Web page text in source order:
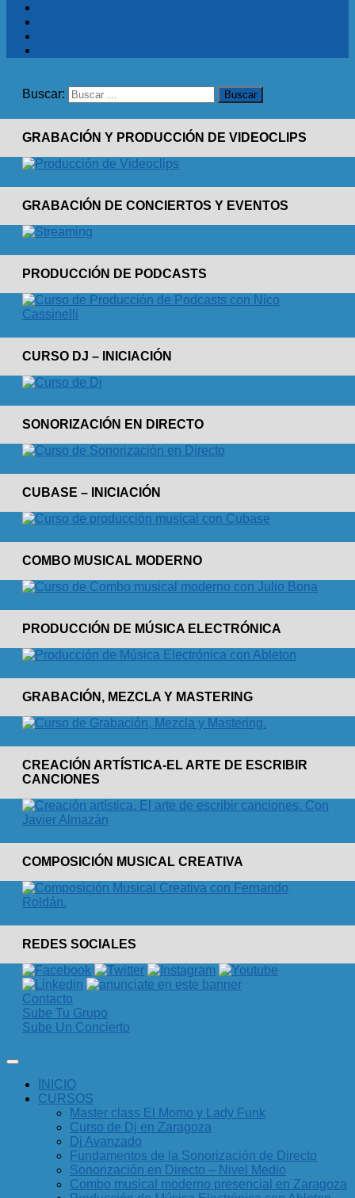
Buscar:
GRABACIÓN Y PRODUCCIÓN DE VIDEOCLIPS
GRABACIÓN DE CONCIERTOS Y EVENTOS
PRODUCCIÓN DE PODCASTS
CURSO DJ – INICIACIÓN
SONORIZACIÓN EN DIRECTO
CUBASE – INICIACIÓN
COMBO MUSICAL MODERNO
PRODUCCIÓN DE MÚSICA ELECTRÓNICA
GRABACIÓN, MEZCLA Y MASTERING
CREACIÓN ARTÍSTICA-EL ARTE DE ESCRIBIR
CANCIONES
COMPOSICIÓN MUSICAL CREATIVA
REDES SOCIALES
Contacto
Sube Tu Grupo
Sube Un Concierto
INICIO
CURSOS
Master class El Momo y Lady Funk
Curso de Dj en Zaragoza
Dj Avanzado
Fundamentos de la Sonorización de Directo
Sonorización en Directo – Nivel Medio
Combo musical moderno presencial en Zaragoza